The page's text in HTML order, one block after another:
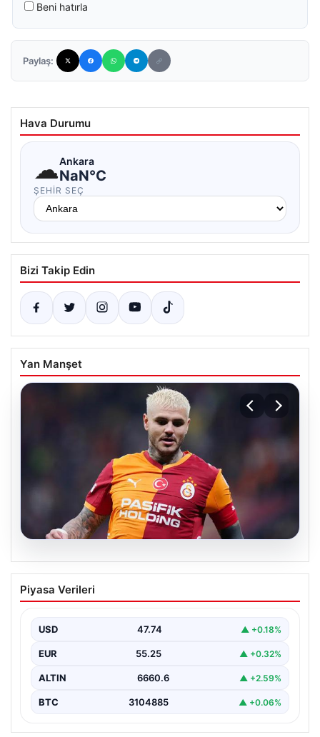
Beni hatırla
Paylaş:
Hava Durumu
☁Ankara
NaN°C
ŞEHIR SEÇ
Bizi Takip Edin
Yan Manşet
07.08.2026
Mauro Icardi ile Galatasaray arasındaki
aşk tamamen bitti!
Piyasa Verileri
USD 47.74 ▲ +0.18%
EUR 55.25 ▲ +0.32%
ALTIN 6660.6 ▲ +2.59%
BTC 3104885 ▲ +0.06%